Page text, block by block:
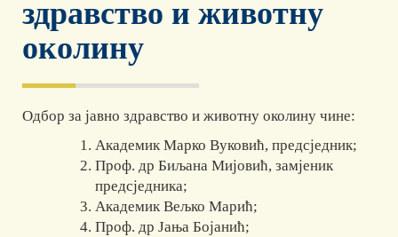
здравство и животну
околину
Одбор за јавно здравство и животну околину чине:
Академик Марко Вуковић, предсједник;
Проф. др Биљана Мијовић, замјеник
предсједника;
Академик Вељко Марић;
Проф. др Јања Бојанић;